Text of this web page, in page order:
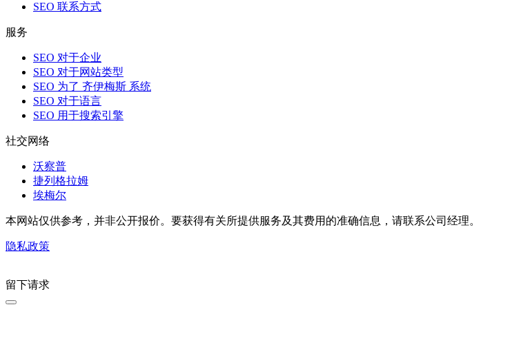
SEO 联系方式
服务
SEO 对于企业
SEO 对于网站类型
SEO 为了 齐伊梅斯 系统
SEO 对于语言
SEO 用于搜索引擎
社交网络
沃察普
捷列格拉姆
埃梅尔
本网站仅供参考，并非公开报价。要获得有关所提供服务及其费用的准确信息，请联系公司经理。
隐私政策
留下请求